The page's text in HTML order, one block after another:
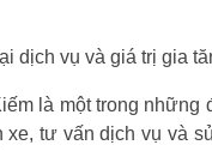
dịch vụ và giá trị gia
là một trong những
xe, tư vấn dịch vụ và